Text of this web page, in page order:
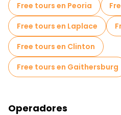
Free tours en Peoria
Free tours en Laplace
Free tours en Clinton
Free tours en Gaithersburg
Operadores